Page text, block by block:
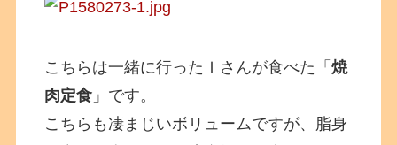
こちらは一緒に行ったＩさんが食べた「焼
肉定食 」です。
こちらも凄まじいボリュームですが、脂身